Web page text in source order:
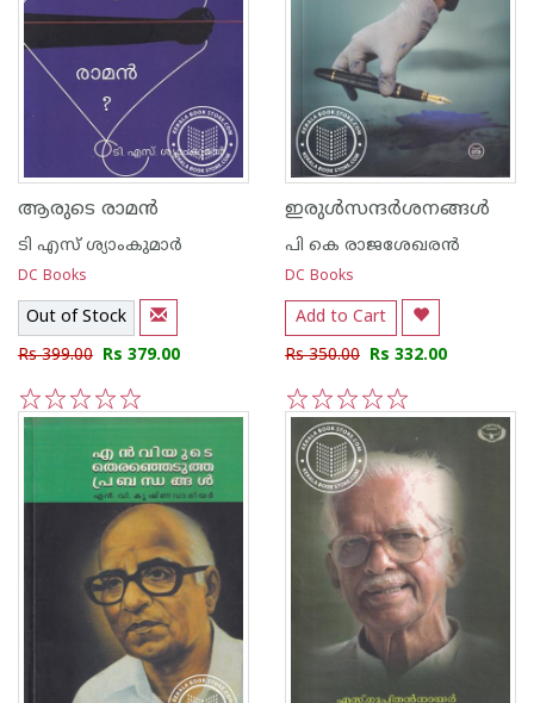
ആരുടെ രാമന്‍
ടി എസ് ശ്യാംകുമാര്‍
DC Books
Out of Stock
Rs 399.00 Rs 379.00
5
4
3
2
1
ഇരുള്‍സന്ദര്‍ശനങ്ങള്‍
പി കെ രാജശേഖരന്‍
DC Books
Add to Cart
Rs 350.00 Rs 332.00
5
4
3
2
1